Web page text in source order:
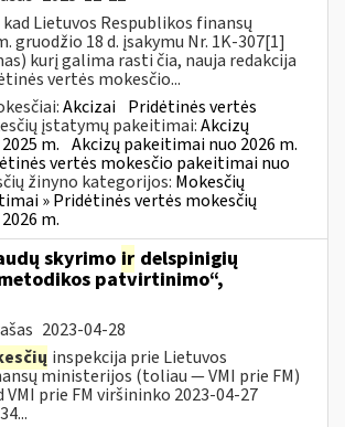
Lietuvos Respublikos finansų
gruodžio 18 d. įsakymu Nr. 1K-307[1]
kurį galima rasti čia, nauja redakcija
vertės mokesčio...
Akcizai Pridėtinės vertės
įstatymų pakeitimai:Akcizų
m. Akcizų pakeitimai nuo 2026 m.
vertės mokesčio pakeitimai nuo
žinyno kategorijos: Mokesčių
» Pridėtinės vertės mokesčių
m.
skyrimo ir delspinigių
patvirtinimo“,
2023-04-28
inspekcija prie Lietuvos
ministerijos (toliau ― VMI prie FM)
prie FM viršininko 2023-04-27